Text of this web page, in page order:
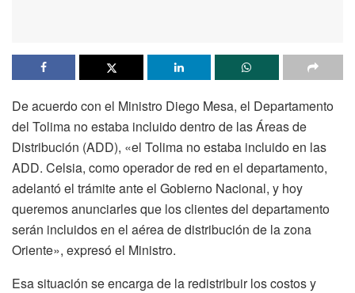
De acuerdo con el Ministro Diego Mesa, el Departamento
del Tolima no estaba incluido dentro de las Áreas de
Distribución (ADD), «el Tolima no estaba incluido en las
ADD. Celsia, como operador de red en el departamento,
adelantó el trámite ante el Gobierno Nacional, y hoy
queremos anunciarles que los clientes del departamento
serán incluidos en el aérea de distribución de la zona
Oriente», expresó el Ministro.
Esa situación se encarga de la redistribuir los costos y